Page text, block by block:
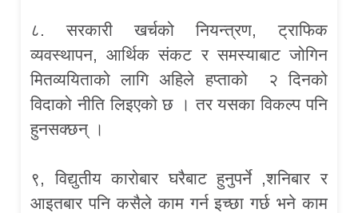
८. सरकारी खर्चको नियन्त्रण, ट्राफिक
व्यवस्थापन, आर्थिक संकट र समस्याबाट जोगिन
मितव्ययिताको लागि अहिले हप्ताको २ दिनको
विदाको नीति लिइएको छ । तर यसका विकल्प पनि
हुनसक्छन् ।
९, विद्युतीय कारोबार घरैबाट हुनुपर्ने ,शनिबार र
आइतबार पनि कसैले काम गर्न इच्छा गर्छ भने काम